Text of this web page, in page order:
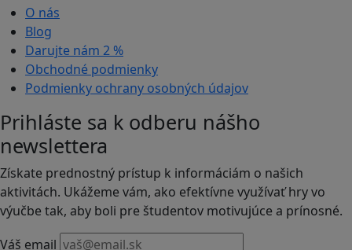
O nás
Blog
Darujte nám 2 %
Obchodné podmienky
Podmienky ochrany osobných údajov
Prihláste sa k odberu nášho
newslettera
Získate prednostný prístup k informáciám o našich
aktivitách. Ukážeme vám, ako efektívne využívať hry vo
výučbe tak, aby boli pre študentov motivujúce a prínosné.
Váš email